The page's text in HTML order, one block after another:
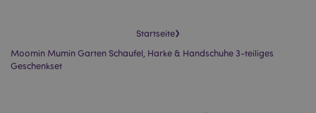
Startseite›
Moomin Mumin Garten Schaufel, Harke & Handschuhe 3-teiliges
Geschenkset